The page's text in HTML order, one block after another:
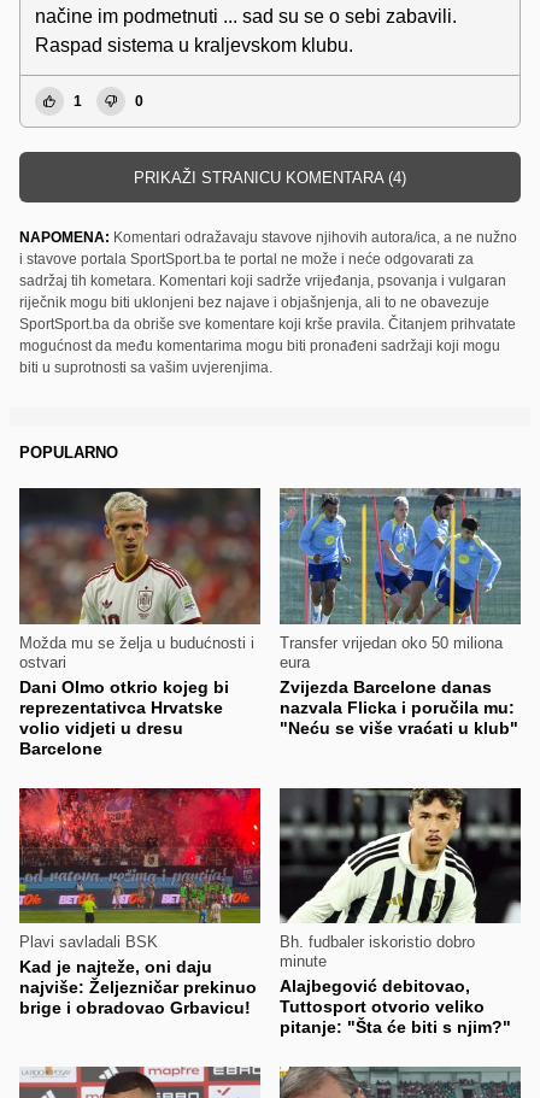
načine im podmetnuti ... sad su se o sebi zabavili.
Raspad sistema u kraljevskom klubu.
1 0
PRIKAŽI STRANICU KOMENTARA (4)
NAPOMENA: Komentari odražavaju stavove njihovih autora/ica, a ne nužno
i stavove portala SportSport.ba te portal ne može i neće odgovarati za
sadržaj tih kometara. Komentari koji sadrže vrijeđanja, psovanja i vulgaran
riječnik mogu biti uklonjeni bez najave i objašnjenja, ali to ne obavezuje
SportSport.ba da obriše sve komentare koji krše pravila. Čitanjem prihvatate
mogućnost da među komentarima mogu biti pronađeni sadržaji koji mogu
biti u suprotnosti sa vašim uvjerenjima.
POPULARNO
Možda mu se želja u budućnosti i
ostvari
Dani Olmo otkrio kojeg bi
reprezentativca Hrvatske
volio vidjeti u dresu
Barcelone
Transfer vrijedan oko 50 miliona
eura
Zvijezda Barcelone danas
nazvala Flicka i poručila mu:
"Neću se više vraćati u klub"
Plavi savladali BSK
Kad je najteže, oni daju
najviše: Željezničar prekinuo
brige i obradovao Grbavicu!
Bh. fudbaler iskoristio dobro
minute
Alajbegović debitovao,
Tuttosport otvorio veliko
pitanje: "Šta će biti s njim?"